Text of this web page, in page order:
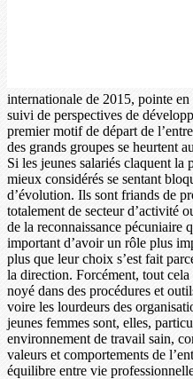
internationale de 2015, pointe
suivi de perspectives de
premier motif de départ de
des grands groupes se heurtent
Si les jeunes salariés claquent la
mieux considérés se sentant
d’évolution. Ils sont friands de
totalement de secteur d’activité
de la reconnaissance pécuniaire
important d’avoir un rôle plus
plus que leur choix s’est fait
la direction. Forcément, tout cela
noyé dans des procédures et
voire les lourdeurs des
jeunes femmes sont, elles,
environnement de travail sain,
valeurs et comportements de
équilibre entre vie